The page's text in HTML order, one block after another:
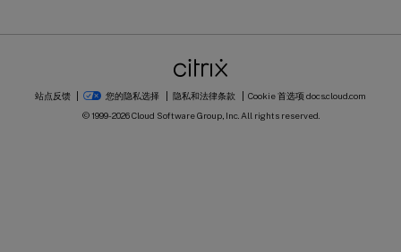
站点反馈 您的隐私选择 隐私和法律条款 Cookie 首选项 docs.cloud.com
© 1999-2026Cloud Software Group, Inc. All rights reserved.